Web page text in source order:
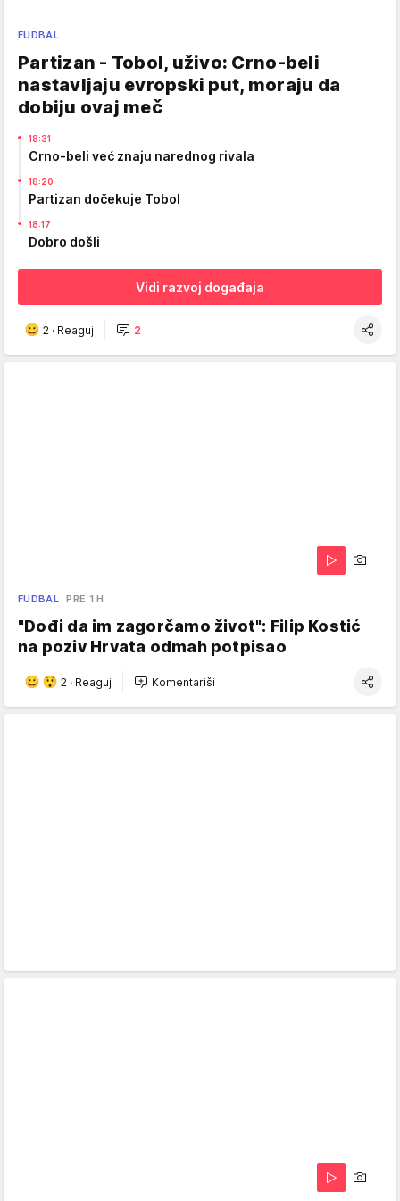
FUDBAL
Partizan - Tobol, uživo: Crno-beli
nastavljaju evropski put, moraju da
dobiju ovaj meč
18:31
Crno-beli već znaju narednog rivala
18:20
Partizan dočekuje Tobol
18:17
Dobro došli
Vidi razvoj događaja
2 · Reaguj 2
FUDBAL PRE 1 H
"Dođi da im zagorčamo život": Filip Kostić
na poziv Hrvata odmah potpisao
2 · Reaguj Komentariši